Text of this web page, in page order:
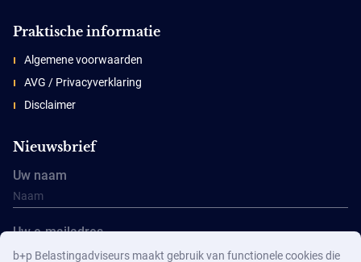
Praktische informatie
Algemene voorwaarden
AVG / Privacyverklaring
Disclaimer
Nieuwsbrief
Uw naam
Uw e-mailadres
b+p Belastingadviseurs maakt gebruik van functionele cookies die